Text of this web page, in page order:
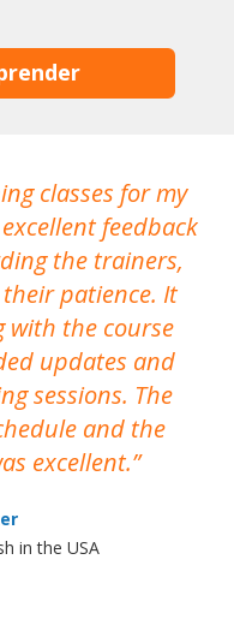
classes for my
feedback
the trainers,
patience. It
with the course
updates and
sessions. The
and the
excellent.
in the USA